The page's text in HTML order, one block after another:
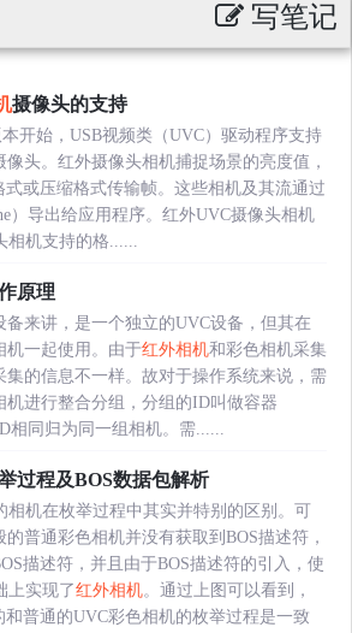
写笔记
摄像头的支持
本开始，USB视频类（UVC）驱动程序支持
头。红外摄像头相机捕捉场景的亮度值，
式或压缩格式传输帧。这些相机及其流通过
）导出给应用程序。红外UVC摄像头相机
相机支持的格......
原理
备来讲，是一个独立的UVC设备，但其在
机一起使用。由于红外相机和彩色相机采集
集的信息不一样。故对于操作系统来说，需
机进行整合分组，分组的ID叫做容器
相同归为同一组相机。需......
过程及BOS数据包解析
相机在枚举过程中其实并特别的区别。可
普通彩色相机并没有获取到BOS描述符，
描述符，并且由于BOS描述符的引入，使
上实现了红外相机。通过上图可以看到，
和普通的UVC彩色相机的枚举过程是一致